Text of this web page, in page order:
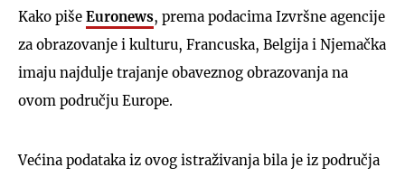
Kako piše Euronews, prema podacima Izvršne agencije
za obrazovanje i kulturu, Francuska, Belgija i Njemačka
imaju najdulje trajanje obaveznog obrazovanja na
ovom području Europe.
Većina podataka iz ovog istraživanja bila je iz područja